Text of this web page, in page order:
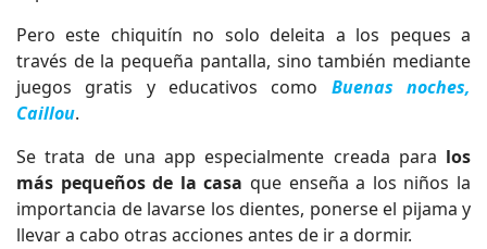
Pero este chiquitín no solo deleita a los peques a
través de la pequeña pantalla, sino también mediante
juegos gratis y educativos como Buenas noches,
Caillou.
Se trata de una app especialmente creada para los
más pequeños de la casa que enseña a los niños la
importancia de lavarse los dientes, ponerse el pijama y
llevar a cabo otras acciones antes de ir a dormir.